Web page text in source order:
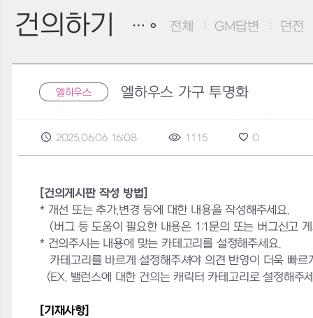
건의하기 전체 GM답변 던전
엘하우스 엘하우스 가구 투명화
2025.06.06 16:08 1115 0
[건의게시판 작성 방법]
* 개선 또는 추가,변경 등에 대한 내용을 작성해주세요.
(버그 등 도움이 필요한 내용은 1:1문의 또는 버그신고
* 건의주시는 내용에 맞는 카테고리를 설정해주세요.
카테고리를 바르게 설정해주셔야 의견 반영이 더욱 빠르
(EX. 밸런스에 대한 건의는 캐릭터 카테고리로 설정해주
[기재사항]